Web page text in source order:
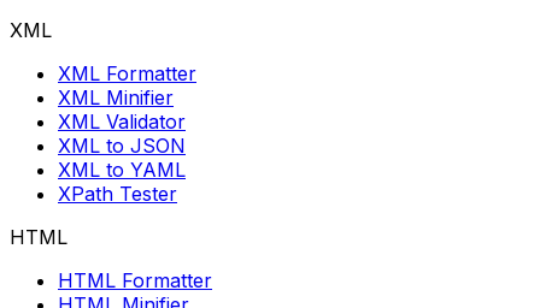
XML
XML Formatter
XML Minifier
XML Validator
XML to JSON
XML to YAML
XPath Tester
HTML
HTML Formatter